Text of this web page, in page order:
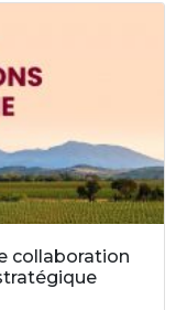
collaboration